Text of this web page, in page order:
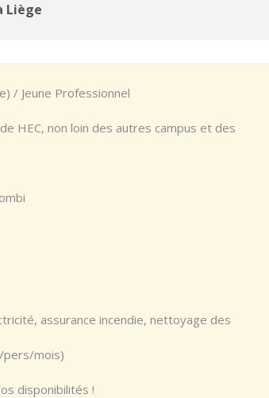
Liège
/ Jeune Professionnel
HEC, non loin des autres campus et des
assurance incendie, nettoyage des
pers/mois)
disponibilités !